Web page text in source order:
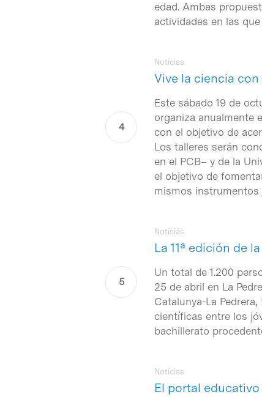
edad. Ambas
actividades en las
Vive la ciencia
Notícias
Este sábado 19 de
organiza anualmente
con el objetivo de
Los talleres serán
en el PCB– y de la
el objetivo de
mismos instrumentos
La 11ª edición de
Notícias
Un total de 1.200
25 de abril en La
Catalunya-La
científicas entre los
bachillerato
El portal
Notícias